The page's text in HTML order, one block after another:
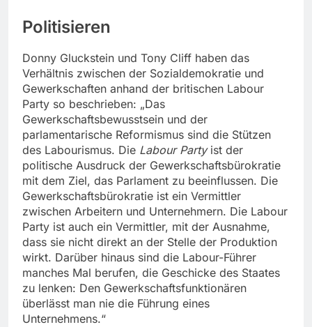
Politisieren
Donny Gluckstein und Tony Cliff haben das
Verhältnis zwischen der Sozialdemokratie und
Gewerkschaften anhand der britischen Labour
Party so beschrieben: „Das
Gewerkschaftsbewusstsein und der
parlamentarische Reformismus sind die Stützen
des Labourismus. Die Labour Partyist der
politische Ausdruck der Gewerkschaftsbürokratie
mit dem Ziel, das Parlament zu beeinflussen. Die
Gewerkschaftsbürokratie ist ein Vermittler
zwischen Arbeitern und Unternehmern. Die Labour
Party ist auch ein Vermittler, mit der Ausnahme,
dass sie nicht direkt an der Stelle der Produktion
wirkt. Darüber hinaus sind die Labour-Führer
manches Mal berufen, die Geschicke des Staates
zu lenken: Den Gewerkschaftsfunktionären
überlässt man nie die Führung eines
Unternehmens.“